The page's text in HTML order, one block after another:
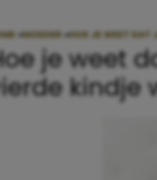
»MOEDER »HOE JE WEET DAT
je weet
kindje